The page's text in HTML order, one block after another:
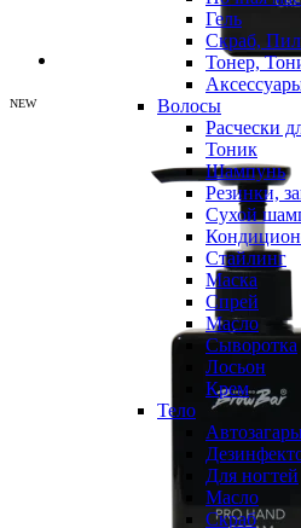
Гель
Скраб,
Тонер,
Волосы
Расчески
Тоник
Шампунь
Резинки,
Сухой
Стайлинг
Маска
Спрей
Масло
Сыворотка
Лосьон
Крем
Тело
Для ногтей
Масло
Скраб
NEW